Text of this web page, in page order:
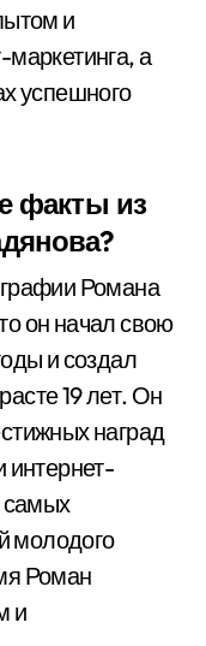
и
маркетинга, а
успешного
факты из
Романа
он начал свою
и создал
19 лет. Он
наград
интернет-
самых
молодого
Роман
и